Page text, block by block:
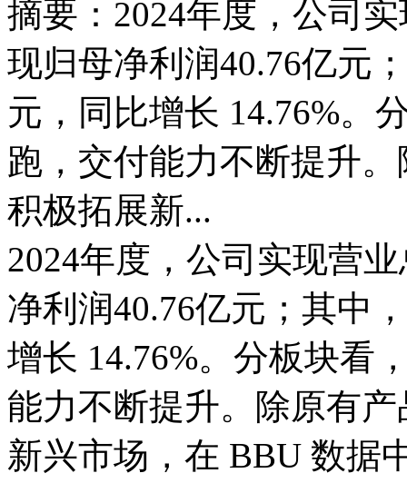
摘要：2024年度，公司
现归母净利润40.76亿元
元，同比增长 14.76%。
跑，交付能力不断提升
积极拓展新...
2024年度，公司实现营
净利润40.76亿元；其中
增长 14.76%。分板块看
能力不断提升。除原有
新兴市场，在 BBU 数据